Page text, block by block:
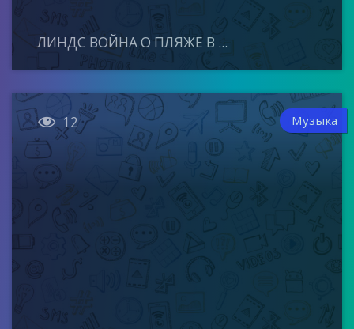
ЛИНДС ВОЙНА О ПЛЯЖЕ В ...
 12 Музыка